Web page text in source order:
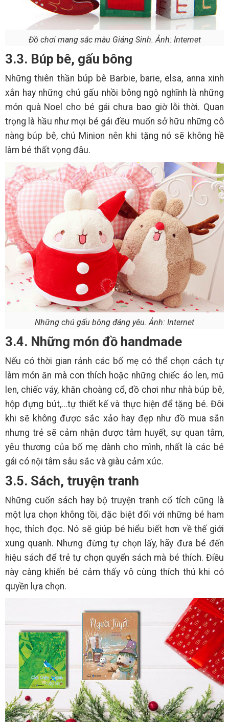
Đồ chơi mang sắc màu Giáng Sinh. Ảnh: Internet
3.3. Búp bê, gấu bông
Những thiên thần búp bê Barbie, barie, elsa, anna xinh
xắn hay những chú gấu nhồi bông ngộ nghĩnh là những
món quà Noel cho bé gái chưa bao giờ lỗi thời. Quan
trọng là hầu như mọi bé gái đều muốn sở hữu những cô
nàng búp bê, chú Minion nên khi tặng nó sẽ không hề
làm bé thất vọng đâu.
Những chú gấu bông đáng yêu. Ảnh: Internet
3.4. Những món đồ handmade
Nếu có thời gian rảnh các bố mẹ có thể chọn cách tự
làm món ăn mà con thích hoặc những chiếc áo len, mũ
len, chiếc váy, khăn choàng cổ, đồ chơi như nhà búp bê,
hộp đựng bút,...tự thiết kế và thực hiện để tặng bé. Đôi
khi sẽ không được sắc xảo hay đẹp như đồ mua sẵn
nhưng trẻ sẽ cảm nhận được tâm huyết, sự quan tâm,
yêu thương của bố mẹ dành cho mình, nhất là các bé
gái có nội tâm sâu sắc và giàu cảm xúc.
3.5. Sách, truyện tranh
Những cuốn sách hay bộ truyện tranh cổ tích cũng là
một lựa chọn không tồi, đặc biệt đối với những bé ham
học, thích đọc. Nó sẽ giúp bé hiểu biết hơn về thế giới
xung quanh. Nhưng đừng tự chọn lấy, hãy đưa bé đến
hiệu sách để trẻ tự chọn quyển sách mà bé thích. Điều
này càng khiến bé cảm thấy vô cùng thích thú khi có
quyền lựa chọn.